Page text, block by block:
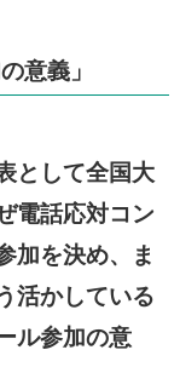
意義」
として全国大
電話応対コン
加を決め、ま
活かしている
ル参加の意